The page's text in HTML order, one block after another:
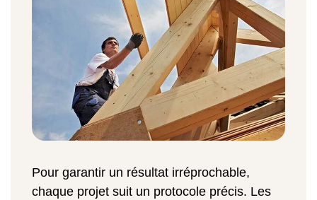
Pour garantir un résultat irréprochable,
chaque projet suit un protocole précis. Les